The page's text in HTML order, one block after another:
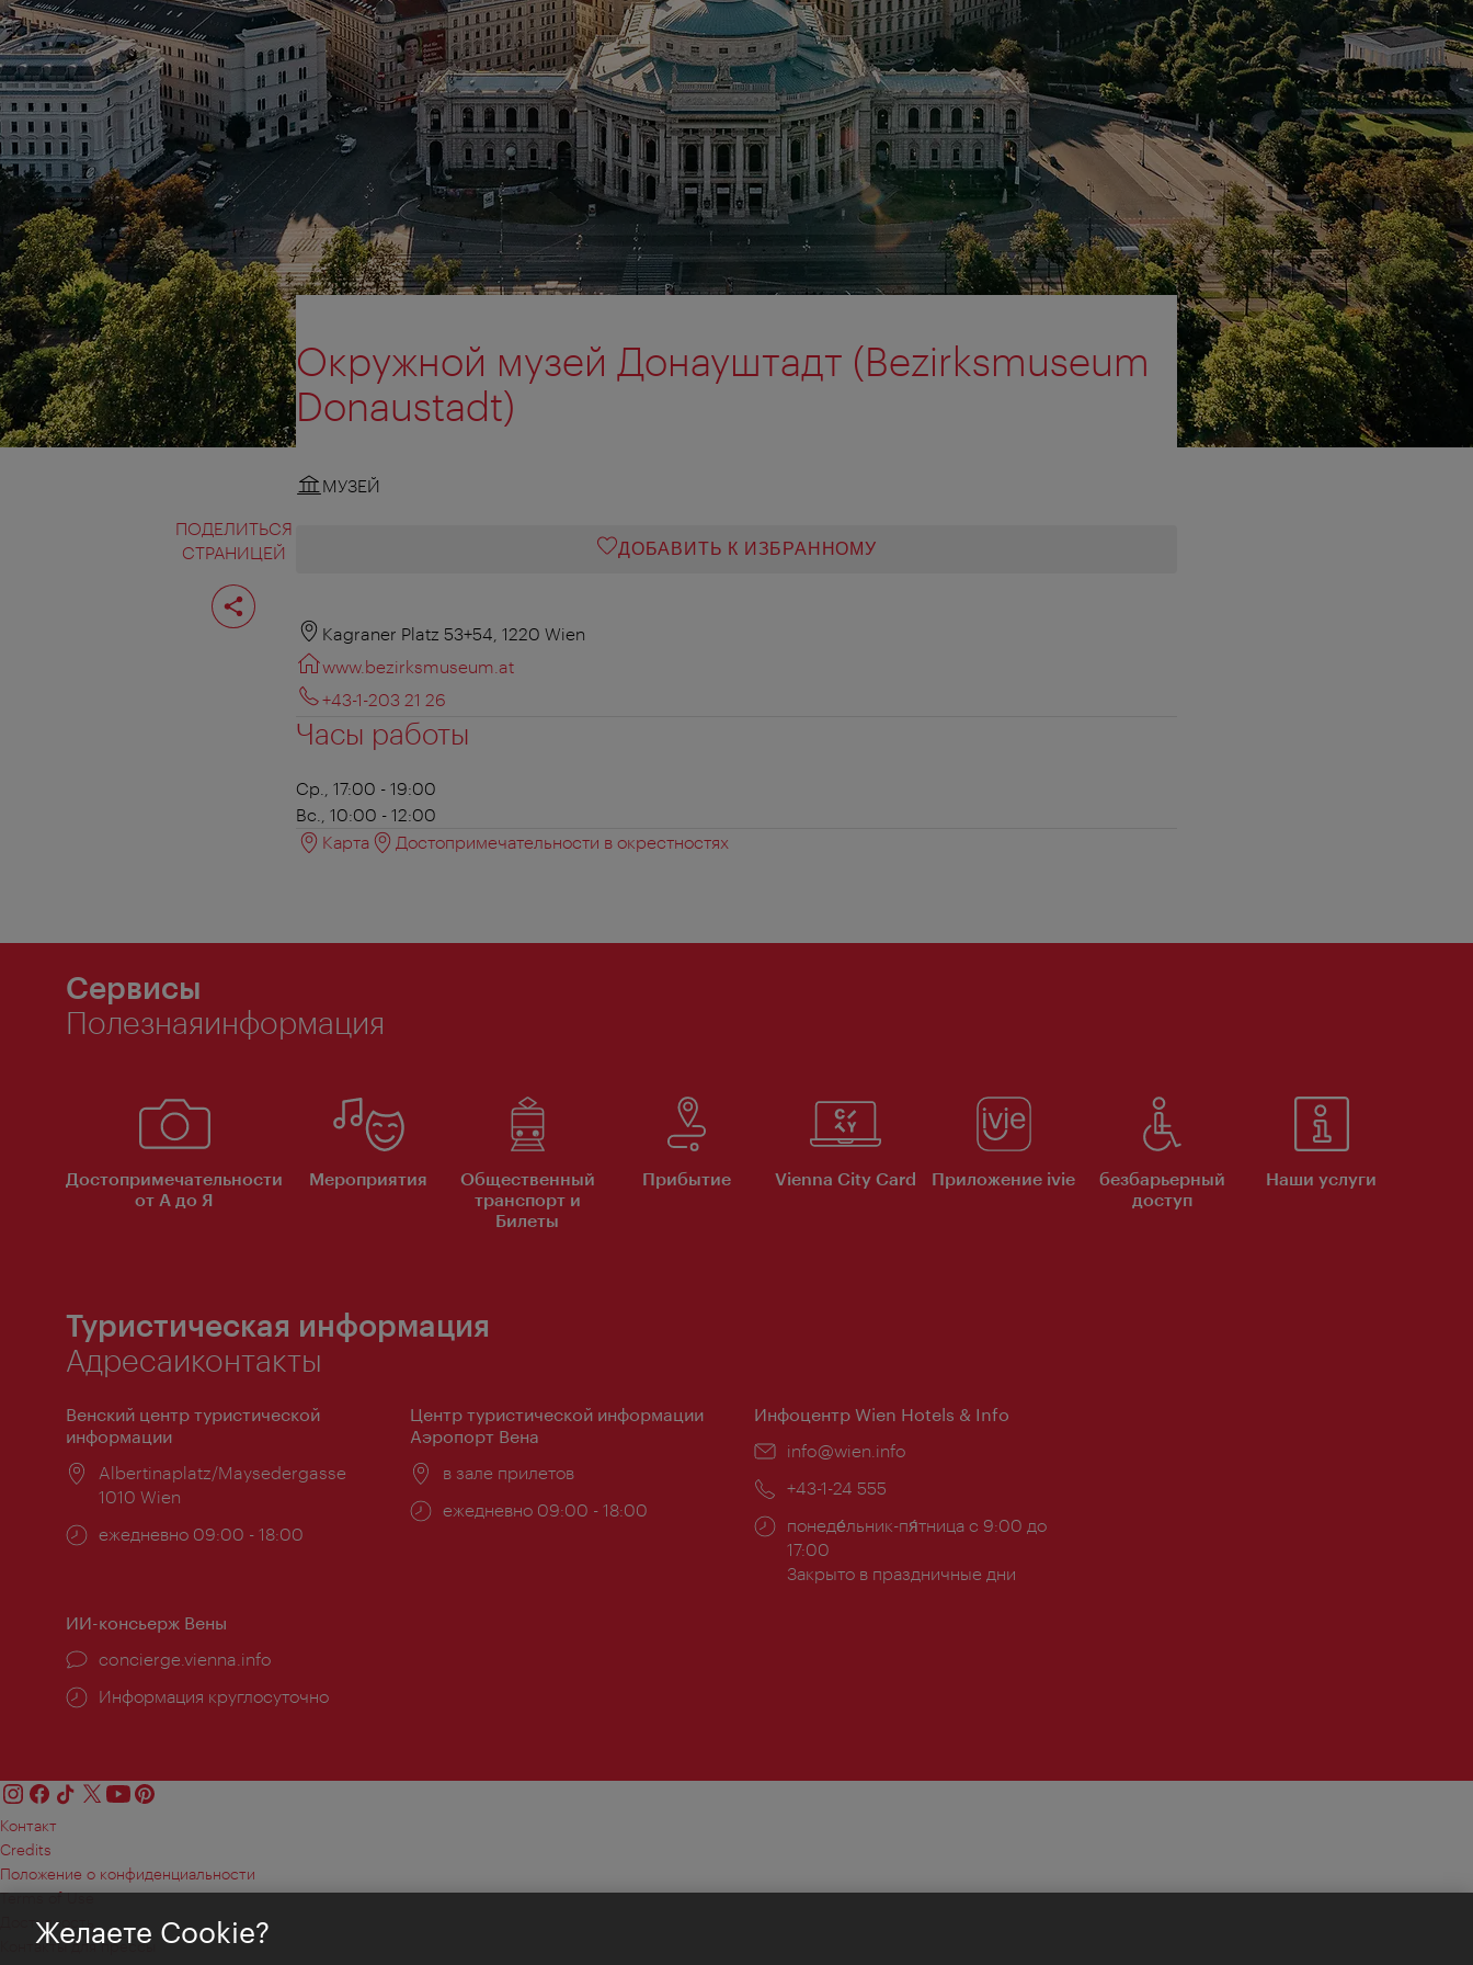
ПОДЕЛИТЬСЯ
СТРАНИЦЕЙ
Поделиться
страницей
Окружной музей Донауштадт (Bezirksmuseum
Donaustadt)
МУЗЕЙ
ДОБАВИТЬ К ИЗБРАННОМУ
Kagraner Platz 53+54, 1220 Wien
www.bezirksmuseum.at
+43-1-203 21 26
Часы работы
Ср., 17:00 - 19:00
Вс., 10:00 - 12:00
Карта
Достопримечательности в окрестностях
Сервисы
Полезнаяинформация
Достопримечательности
от А до Я
Мероприятия
Общественный
транспорт и
Билеты
Прибытие Vienna City Card Приложение ivie
безбарьерный
доступ
Наши услуги
Туристическая информация
Адресаиконтакты
Венский центр туристической
информации
Расположение:
Albertinaplatz/Maysedergasse
1010 Wien
Часы
ежедневно 09:00 - 18:00
Центр туристической информации
Аэропорт Вена
Расположение:
в зале прилетов
Часы
ежедневно 09:00 - 18:00
Инфоцентр Wien Hotels & Info
Эл.
info@wien.info
Телефон:
+43-1-24 555
Часы
работы:
понеде́льник-пя́тница с 9:00 до
17:00
Закрыто в праздничные дни
ИИ-консьерж Вены
concierge.vienna.info
Информация круглосуточно
Контакт
Credits
Положение о конфиденциальности
Terms of Use
Доступность
Контакты для прессы
Желаете Cookie?